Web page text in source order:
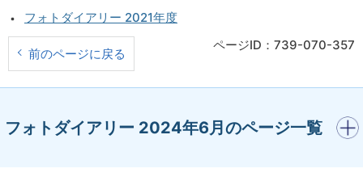
フォトダイアリー 2021年度
前のページに戻る
ページID：739-070-357
フォトダイアリー 2024年6月のページ一覧
開く